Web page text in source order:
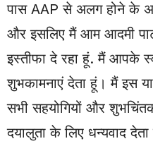
पास AAP से अलग होने के
और इसलिए मैं आम आदमी
इस्तीफा दे रहा हूं. मैं आपके
शुभकामनाएं देता हूं। मैं इस
सभी सहयोगियों और
दयालुता के लिए धन्यवाद